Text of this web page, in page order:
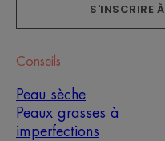
S'INSCRIRE
Conseils
Peau sèche
Peaux grasses à
imperfections